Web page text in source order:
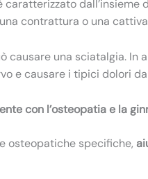
contrattura o una
causare una sciatalgia. In
e causare i tipici dolori
con l’osteopatia e la
osteopatiche specifiche,